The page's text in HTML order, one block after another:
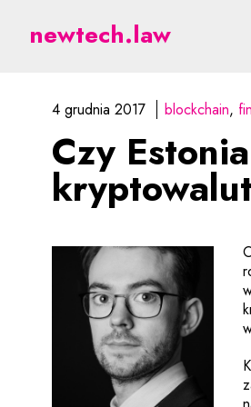
Czy Estonia
newtech.law
4 grudnia 2017 blockchain
Czy